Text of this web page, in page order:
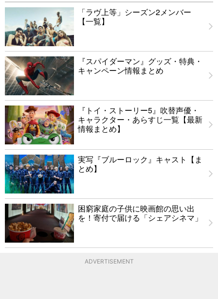
「ラヴ上等」シーズン2メンバー
【一覧】
『スパイダーマン』グッズ・特典・
キャンペーン情報まとめ
『トイ・ストーリー5』吹替声優・
キャラクター・あらすじ一覧【最新
情報まとめ】
実写『ブルーロック』キャスト【ま
とめ】
困窮家庭の子供に映画館の思い出
を！寄付で届ける「シェアシネマ」
ADVERTISEMENT